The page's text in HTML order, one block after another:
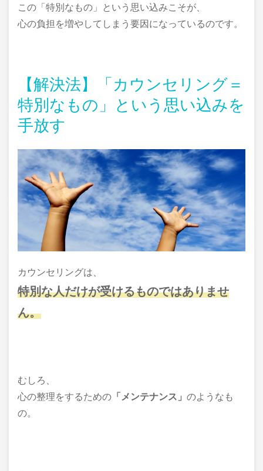
この「特別なもの」という思い込みこそが、
心の負担を増やしてしまう要因になっているのです。
【解決法】「カウンセリング＝
特別なもの」という思い込みを
手放す
カウンセリングは、
特別な人だけが受けるものではありませ
ん。
むしろ、
心の整理をするための 「メンテナンス」 のようなも
の。